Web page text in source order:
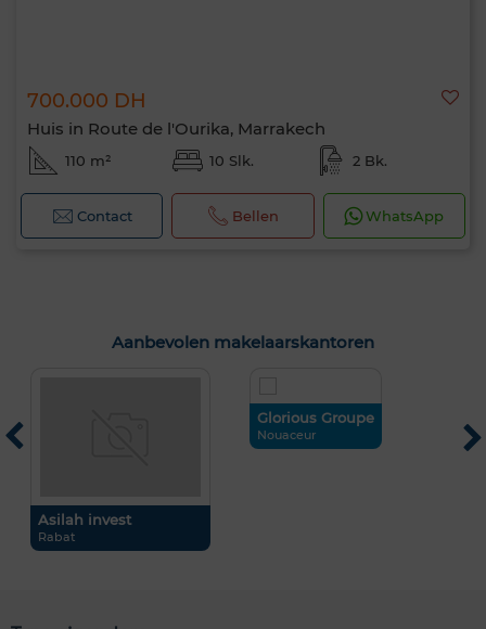
700.000 DH
Huis in Route de l'Ourika, Marrakech
110 m² 10 Slk. 2 Bk.
Contact Bellen WhatsApp
Aanbevolen makelaarskantoren
Asilah invest
Rabat
Glorious Groupe
Nouaceur